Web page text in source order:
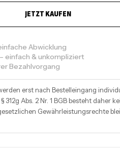
JETZT KAUFEN
Abwicklung
einfach & unkompliziert
Bezahlvorgang
erst nach Bestelleingang
312g Abs. 2 Nr. 1 BGB besteht daher
Gewährleistungsrechte